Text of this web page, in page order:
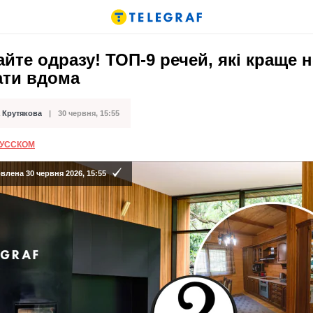
одразу! ТОП-9 речей, які краще
вдома
Крутякова 30 червня, 15:55
30 червня 2026, 15:55